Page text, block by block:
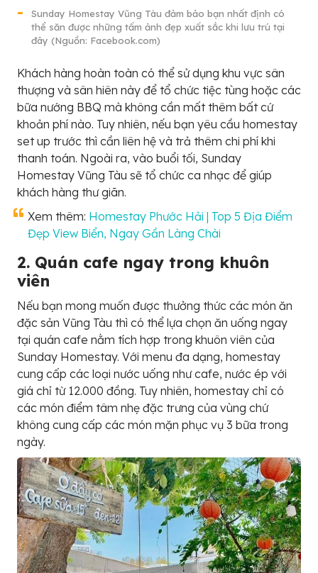
Sunday Homestay Vũng Tàu đảm bảo bạn nhất định có
thể săn được những tấm ảnh đẹp xuất sắc khi lưu trú tại
đây (Nguồn: Facebook.com)
Khách hàng hoàn toàn có thể sử dụng khu vực sân
thượng và sân hiên này để tổ chức tiệc tùng hoặc các
bữa nướng BBQ mà không cần mất thêm bất cứ
khoản phí nào. Tuy nhiên, nếu bạn yêu cầu homestay
set up trước thì cần liên hệ và trả thêm chi phí khi
thanh toán. Ngoài ra, vào buổi tối, Sunday
Homestay Vũng Tàu sẽ tổ chức ca nhạc để giúp
khách hàng thư giãn.
Xem thêm: Homestay Phước Hải | Top 5 Địa Điểm
Đẹp View Biển, Ngay Gần Làng Chài
2. Quán cafe ngay trong khuôn
viên
Nếu bạn mong muốn được thưởng thức các món ăn
đặc sản Vũng Tàu thì có thể lựa chọn ăn uống ngay
tại quán cafe nằm tích hợp trong khuôn viên của
Sunday Homestay. Với menu đa dạng, homestay
cung cấp các loại nước uống như cafe, nước ép với
giá chỉ từ 12.000 đồng. Tuy nhiên, homestay chỉ có
các món điểm tâm nhẹ đặc trưng của vùng chứ
không cung cấp các món mặn phục vụ 3 bữa trong
ngày.